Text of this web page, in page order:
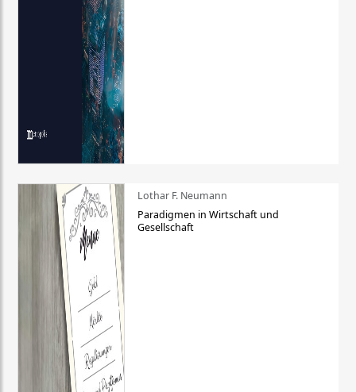
Lothar F. Neumann
Paradigmen in Wirtschaft und
Gesellschaft